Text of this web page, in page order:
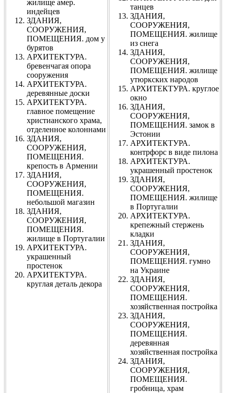
жилище амер.
индейцев
ЗДАНИЯ,
СООРУЖЕНИЯ,
ПОМЕЩЕНИЯ. дом у
бурятов
АРХИТЕКТУРА.
бревенчагая опора
сооружения
АРХИТЕКТУРА.
деревянные доски
АРХИТЕКТУРА.
главное помещение
христианского храма,
отделенное колоннами
ЗДАНИЯ,
СООРУЖЕНИЯ,
ПОМЕЩЕНИЯ.
крепость в Армении
ЗДАНИЯ,
СООРУЖЕНИЯ,
ПОМЕЩЕНИЯ.
небольшой магазин
ЗДАНИЯ,
СООРУЖЕНИЯ,
ПОМЕЩЕНИЯ.
жилище в Португалии
АРХИТЕКТУРА.
украшенный
простенок
АРХИТЕКТУРА.
круглая деталь декора
танцев
ЗДАНИЯ,
СООРУЖЕНИЯ,
ПОМЕЩЕНИЯ. жилище
из снега
ЗДАНИЯ,
СООРУЖЕНИЯ,
ПОМЕЩЕНИЯ. жилище
утюркских народов
АРХИТЕКТУРА. круглое
окно
ЗДАНИЯ,
СООРУЖЕНИЯ,
ПОМЕЩЕНИЯ. замок в
Эстонии
АРХИТЕКТУРА.
контрфорс в виде пилона
АРХИТЕКТУРА.
украшенный простенок
ЗДАНИЯ,
СООРУЖЕНИЯ,
ПОМЕЩЕНИЯ. жилище
в Португалии
АРХИТЕКТУРА.
крепежный стержень
кладки
ЗДАНИЯ,
СООРУЖЕНИЯ,
ПОМЕЩЕНИЯ. гумно
на Украине
ЗДАНИЯ,
СООРУЖЕНИЯ,
ПОМЕЩЕНИЯ.
хозяйственная постройка
ЗДАНИЯ,
СООРУЖЕНИЯ,
ПОМЕЩЕНИЯ.
деревянная
хозяйственная постройка
ЗДАНИЯ,
СООРУЖЕНИЯ,
ПОМЕЩЕНИЯ.
гробница, храм